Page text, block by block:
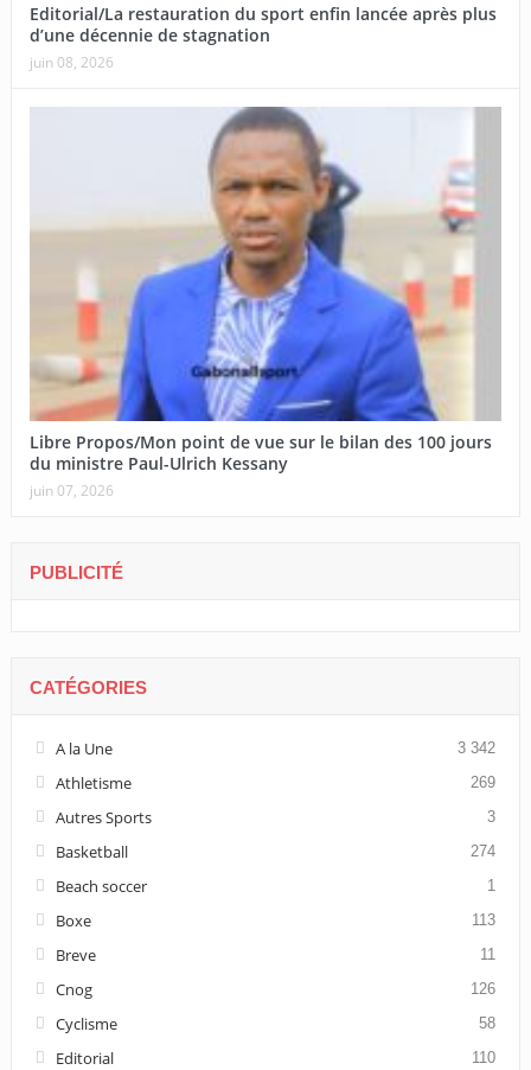
Editorial/La restauration du sport enfin lancée après plus
d’une décennie de stagnation
juin 08, 2026
Libre Propos/Mon point de vue sur le bilan des 100 jours
du ministre Paul-Ulrich Kessany
juin 07, 2026
PUBLICITÉ
CATÉGORIES
A la Une 3 342
Athletisme 269
Autres Sports 3
Basketball 274
Beach soccer 1
Boxe 113
Breve 11
Cnog 126
Cyclisme 58
Editorial 110